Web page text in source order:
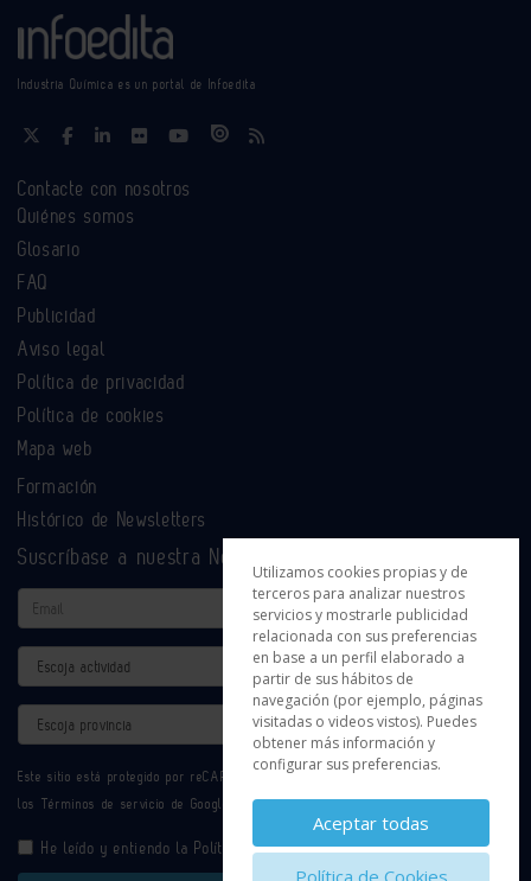
Industria Química es un portal de Infoedita
Contacte con nosotros
Quiénes somos
Glosario
FAQ
Publicidad
Aviso legal
Política de privacidad
Política de cookies
Mapa web
Formación
Histórico de Newsletters
Suscríbase a nuestra Newsletter
Email
Actividad
Provincia
Este sitio está protegido por reCAPTCHA y se aplican la
los Términos de servicio de Google.
He leído y entiendo la Política de Privacidad
Utilizamos cookies propias y de
terceros para analizar nuestros
servicios y mostrarle publicidad
relacionada con sus preferencias
en base a un perfil elaborado a
partir de sus hábitos de
navegación (por ejemplo, páginas
visitadas o videos vistos). Puedes
obtener más información y
configurar sus preferencias.
Aceptar todas
Política de Cookies